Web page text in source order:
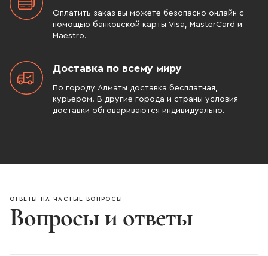
Оплатить заказ вы можете безопасно онлайн с
помощью банковской карты Visa, MasterCard и
Maestro.
Доставка по всему миру
По городу Алматы доставка бесплатная,
курьером. В другие города и страны условия
доставки обговариваются индивидуально.
ОТВЕТЫ НА ЧАСТЫЕ ВОПРОСЫ
Вопросы и ответы